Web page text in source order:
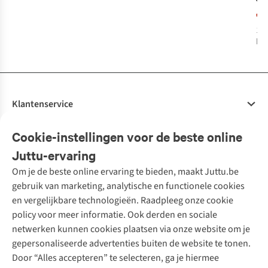
T-
D
1
Cookie-instellingen voor de beste online
Juttu-ervaring
Om je de beste online ervaring te bieden, maakt Juttu.be
gebruik van marketing, analytische en functionele cookies
en vergelijkbare technologieën. Raadpleeg onze cookie
policy voor meer informatie. Ook derden en sociale
netwerken kunnen cookies plaatsen via onze website om je
gepersonaliseerde advertenties buiten de website te tonen.
Door “Alles accepteren” te selecteren, ga je hiermee
Klantenservice
Bestellen
Betalen
10% studentenkorting
Klarna - achteraf betalen
Levering
Retourneren
Bestelling herroepen
Garantie
Contact
Onze diensten
Tweedehands - ReJUsed
Kledingatelier
Personal shopping
Textielbox
Events / workshops
Juttu
Over ons
Juttu Friends
Inspiratie
Werken bij Juttu
Onze winkels
Merken
Nathalie Vleeschouwer
Selected dames
HKLiving
Meld je aan voor de nieuwsbrief